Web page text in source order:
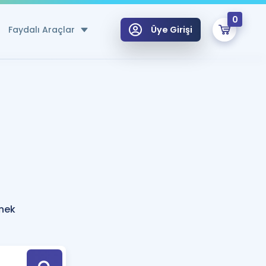
Faydalı Araçlar
Hesaplama Aracı
için Öneriler
Tek Takvimde
Üye Girişi
0